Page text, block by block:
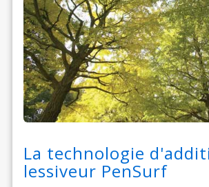
La technologie
lessiveur PenSurf